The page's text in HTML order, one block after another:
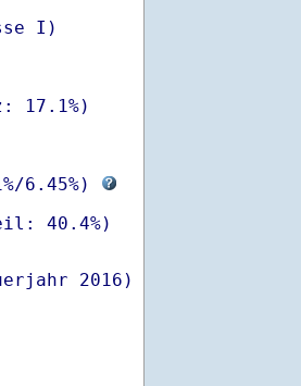
I)
17.1%)
/6.45%)
2016)